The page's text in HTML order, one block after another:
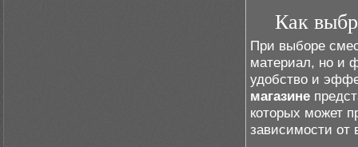
Как
При выборе
материал, но и
удобство и
магазине
которых может
зависимости от